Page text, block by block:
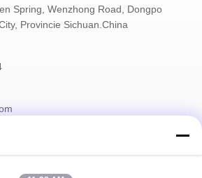
Spring, Wenzhong Road, Dongpo
Provincie Sichuan.China